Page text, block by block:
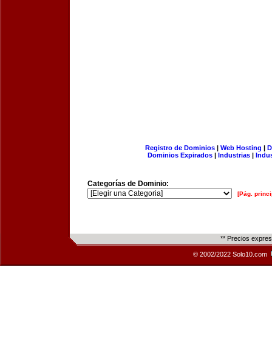
Registro de Dominios| Web Hosting |
Dominios Expirados | Industrias |
Categorías de Dominio:
[Pág.
** Precios
© 2002/2022 Solo10.com